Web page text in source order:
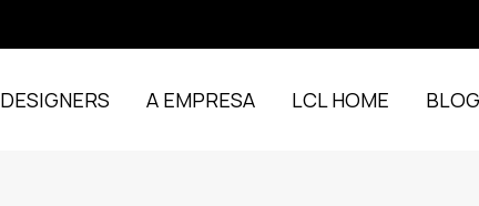
DESIGNERS A EMPRESA LCL HOME BLOG